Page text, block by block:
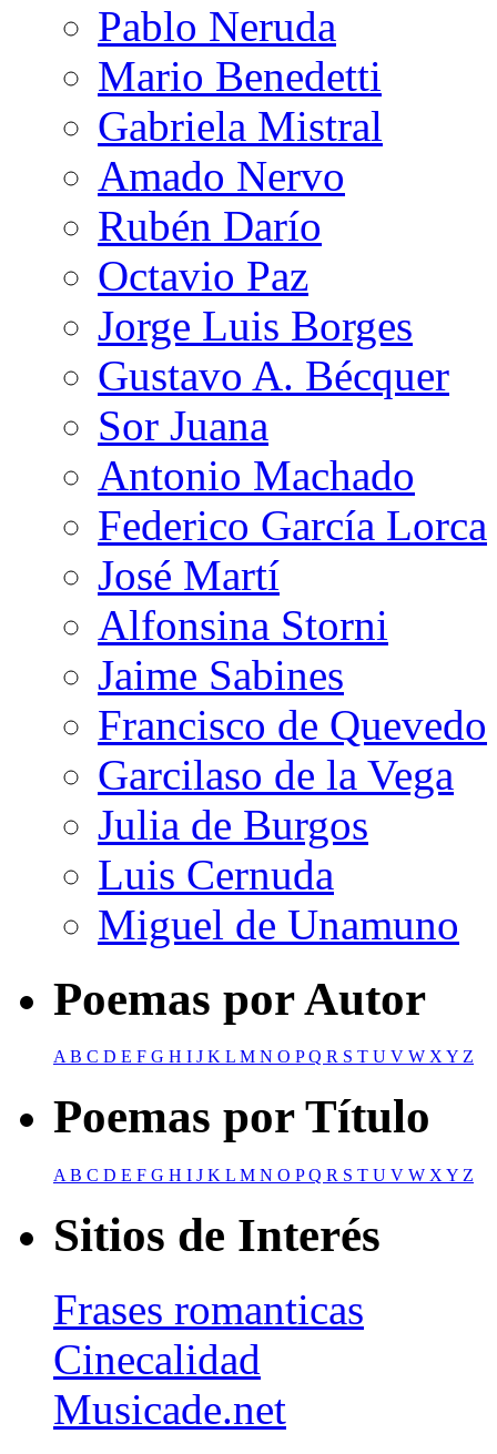
Pablo Neruda
Mario Benedetti
Gabriela Mistral
Amado Nervo
Rubén Darío
Octavio Paz
Jorge Luis Borges
Gustavo A. Bécquer
Sor Juana
Antonio Machado
Federico García Lorca
José Martí
Alfonsina Storni
Jaime Sabines
Francisco de Quevedo
Garcilaso de la Vega
Julia de Burgos
Luis Cernuda
Miguel de Unamuno
Poemas por Autor
AB C D E F G H I J K L M N O PQ R S T U V W XY Z
Poemas por Título
A B C D E F G H I J K L M N O PQ R S T U V W X Y Z
Sitios de Interés
Frases romanticas
Cinecalidad
Musicade.net